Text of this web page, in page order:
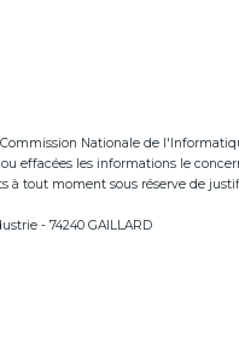
Nationale de
effacées les informations le
à tout moment sous réserve de
- 74240 GAILLARD